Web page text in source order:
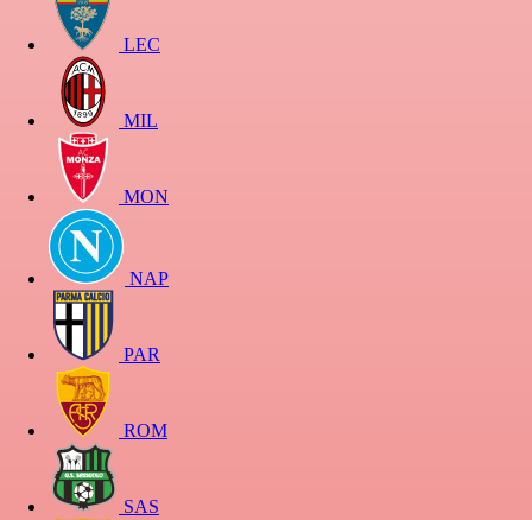
LEC
MIL
MON
NAP
PAR
ROM
SAS